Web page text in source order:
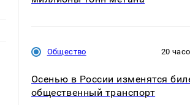
Общество 20
Осенью в России изменятся
общественный транспорт